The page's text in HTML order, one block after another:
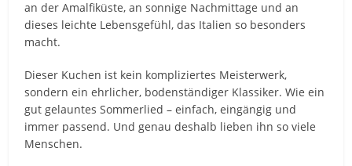
an der Amalfiküste, an sonnige Nachmittage und an
dieses leichte Lebensgefühl, das Italien so besonders
macht.
Dieser Kuchen ist kein kompliziertes Meisterwerk,
sondern ein ehrlicher, bodenständiger Klassiker. Wie ein
gut gelauntes Sommerlied – einfach, eingängig und
immer passend. Und genau deshalb lieben ihn so viele
Menschen.